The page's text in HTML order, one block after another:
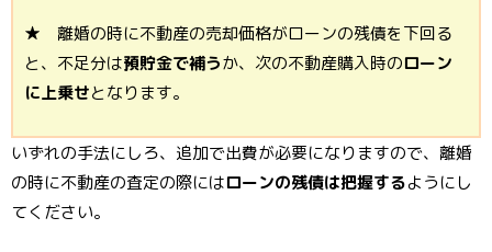
★ 離婚の時に不動産の売却価格がローンの残債を下回る
と、不足分は預貯金で補うか、次の不動産購入時のローン
に上乗せとなります。
いずれの手法にしろ、追加で出費が必要になりますので、離婚
の時に不動産の査定の際にはローンの残債は把握するようにし
てください。